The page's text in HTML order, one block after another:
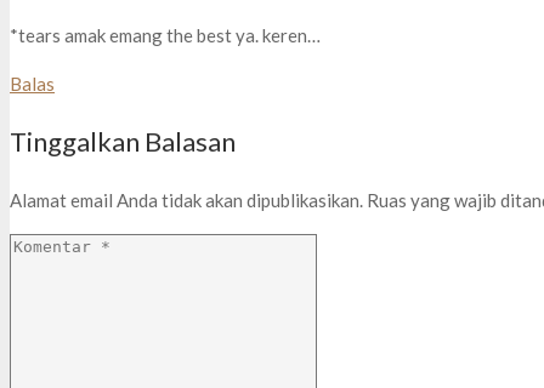
*tears amak emang the best ya. keren…
Balas
Tinggalkan Balasan
Alamat email Anda tidak akan dipublikasikan. Ruas yang wajib